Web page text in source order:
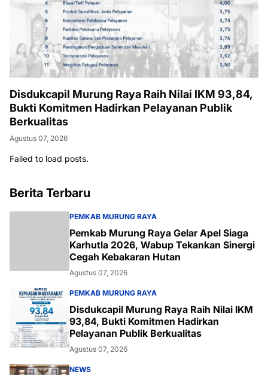
Disdukcapil Murung Raya Raih Nilai IKM 93,84,
Bukti Komitmen Hadirkan Pelayanan Publik
Berkualitas
Agustus 07, 2026
Failed to load posts.
Berita Terbaru
PEMKAB MURUNG RAYA
Pemkab Murung Raya Gelar Apel Siaga
Karhutla 2026, Wabup Tekankan Sinergi
Cegah Kebakaran Hutan
Agustus 07, 2026
PEMKAB MURUNG RAYA
Disdukcapil Murung Raya Raih Nilai IKM
93,84, Bukti Komitmen Hadirkan
Pelayanan Publik Berkualitas
Agustus 07, 2026
NEWS